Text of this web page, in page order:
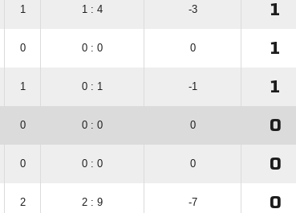
1 1 : 4 -3 1
0 0 : 0 0 1
1 0 : 1 -1 1
0 0 : 0 0 0
0 0 : 0 0 0
2 2 : 9 -7 0